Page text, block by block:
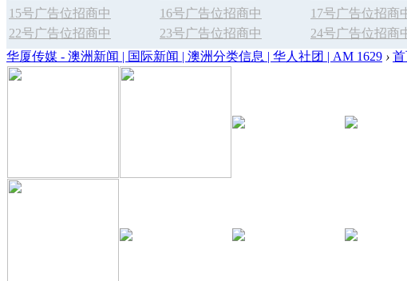
15号广告位招商中
16号广告位招商中 17号广告位招商
22号广告位招商中
23号广告位招商中 24号广告位招商
华厦传媒 - 澳洲新闻 | 国际新闻 | 澳洲分类信息 | 华人社团 | AM 1629 ›